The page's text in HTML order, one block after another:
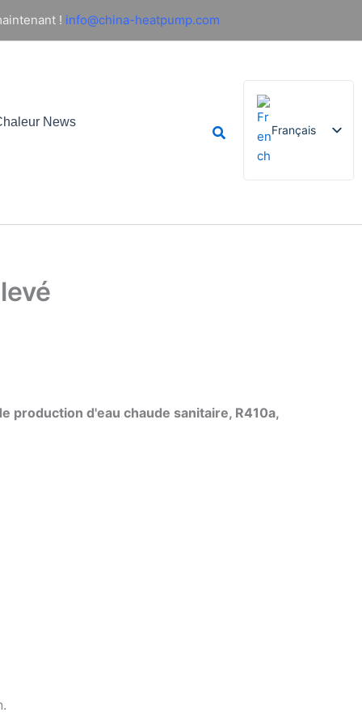
! info@china-heatpump.com
News
RechercherFrançais
English
production d'eau chaude sanitaire, R410a,